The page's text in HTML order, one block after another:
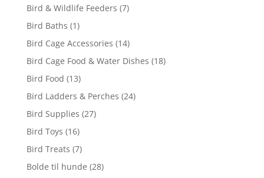
Bird & Wildlife Feeders (7)
Bird Baths (1)
Bird Cage Accessories (14)
Bird Cage Food & Water Dishes (18)
Bird Food (13)
Bird Ladders & Perches (24)
Bird Supplies (27)
Bird Toys (16)
Bird Treats (7)
Bolde til hunde (28)